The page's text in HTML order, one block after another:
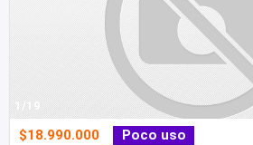
1/19
$18.990.000 Poco uso